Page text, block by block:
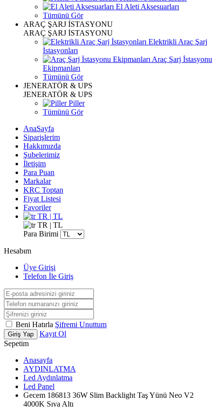
El Aleti Aksesuarları
Tümünü Gör
ARAÇ ŞARJ İSTASYONU
ARAÇ ŞARJ İSTASYONU
Elektrikli Araç Şarj
İstasyonları
Araç Şarj İstasyonu
Ekipmanları
Tümünü Gör
JENERATÖR & UPS
JENERATÖR & UPS
Piller
Tümünü Gör
AnaSayfa
Siparişlerim
Hakkımızda
Şubelerimiz
İletişim
Para Puan
Markalar
KRC Toptan
Fiyat Listesi
Favoriler
TR | TL
TR | TL
Para Birimi
Hesabım
Üye Girişi
Telefon İle Giriş
Beni Hatırla Şifremi Unuttum
Giriş Yap
Kayıt Ol
Sepetim
Anasayfa
AYDINLATMA
Led Aydınlatma
Led Panel
Gecem 186813 36W Slim Backlight Taş Yünü Neo V2
4000K Sıva Altı